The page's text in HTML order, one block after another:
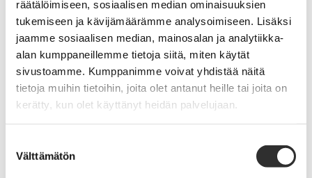
räätälöimiseen, sosiaalisen median ominaisuuksien
tukemiseen ja kävijämäärämme analysoimiseen. Lisäksi
jaamme sosiaalisen median, mainosalan ja analytiikka-
alan kumppaneillemme tietoja siitä, miten käytät
sivustoamme. Kumppanimme voivat yhdistää näitä
tietoja muihin tietoihin, joita olet antanut heille tai joita on
kerätty, kun olet käyttänyt heidän palvelujaan.
valinta
Välttämätön
Kirkkohallituksen jumalanpalveluksen ja
musiikkitoiminnan yksikkö. Viimeisimmät
kanttoripäivät järjesettiin Vaasassa 4.-6.2.2025.
Liitto on osallistunut kirkon musiikkijuhlien
järjestämiseen. Viimeisimmät Kirkon musiikkijuhlat
olivat Helsingissä 19-21.5.2017. Kirkon musiikkijuhlia
ovat olleet järjestämässä Kirkkohallitus, Suomen
Kanttori-urkuriliitto, Suomen kirkkomusiikkiliitto
sekä Kirkkopalvelut yhdessä paikallisen seurakunnan